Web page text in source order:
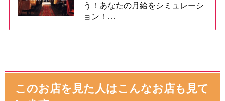
う！あなたの月給をシミュレーシ
ョン！…
このお店を見た人はこんなお店も見て